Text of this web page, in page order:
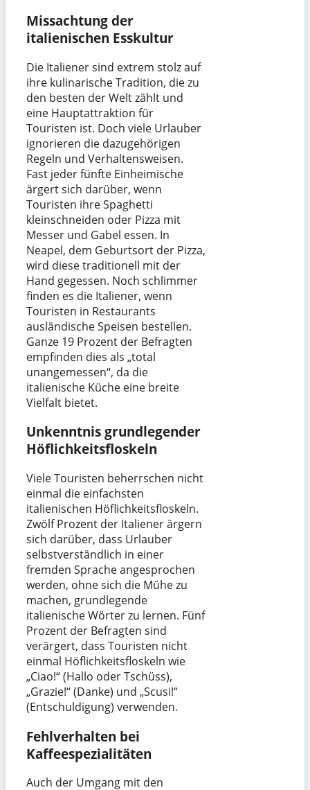
Missachtung der
italienischen Esskultur
Die Italiener sind extrem stolz auf
ihre kulinarische Tradition, die zu
den besten der Welt zählt und
eine Hauptattraktion für
Touristen ist. Doch viele Urlauber
ignorieren die dazugehörigen
Regeln und Verhaltensweisen.
Fast jeder fünfte Einheimische
ärgert sich darüber, wenn
Touristen ihre Spaghetti
kleinschneiden oder Pizza mit
Messer und Gabel essen. In
Neapel, dem Geburtsort der Pizza,
wird diese traditionell mit der
Hand gegessen. Noch schlimmer
finden es die Italiener, wenn
Touristen in Restaurants
ausländische Speisen bestellen.
Ganze 19 Prozent der Befragten
empfinden dies als „total
unangemessen“, da die
italienische Küche eine breite
Vielfalt bietet.
Unkenntnis grundlegender
Höflichkeitsfloskeln
Viele Touristen beherrschen nicht
einmal die einfachsten
italienischen Höflichkeitsfloskeln.
Zwölf Prozent der Italiener ärgern
sich darüber, dass Urlauber
selbstverständlich in einer
fremden Sprache angesprochen
werden, ohne sich die Mühe zu
machen, grundlegende
italienische Wörter zu lernen. Fünf
Prozent der Befragten sind
verärgert, dass Touristen nicht
einmal Höflichkeitsfloskeln wie
„Ciao!“ (Hallo oder Tschüss),
„Grazie!“ (Danke) und „Scusi!“
(Entschuldigung) verwenden.
Fehlverhalten bei
Kaffeespezialitäten
Auch der Umgang mit den